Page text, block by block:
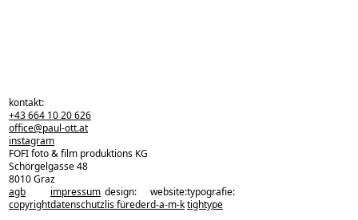
zurück zu den projekten
kontakt:
+43 664 10 20 626
office@paul-ott.at
instagram
FOFI foto & film produktions KG
Schörgelgasse 48
8010 Graz
agb
copyright
impressum
datenschutz
design:
lis füreder
website:
d-a-m-k
typografie:
tightype